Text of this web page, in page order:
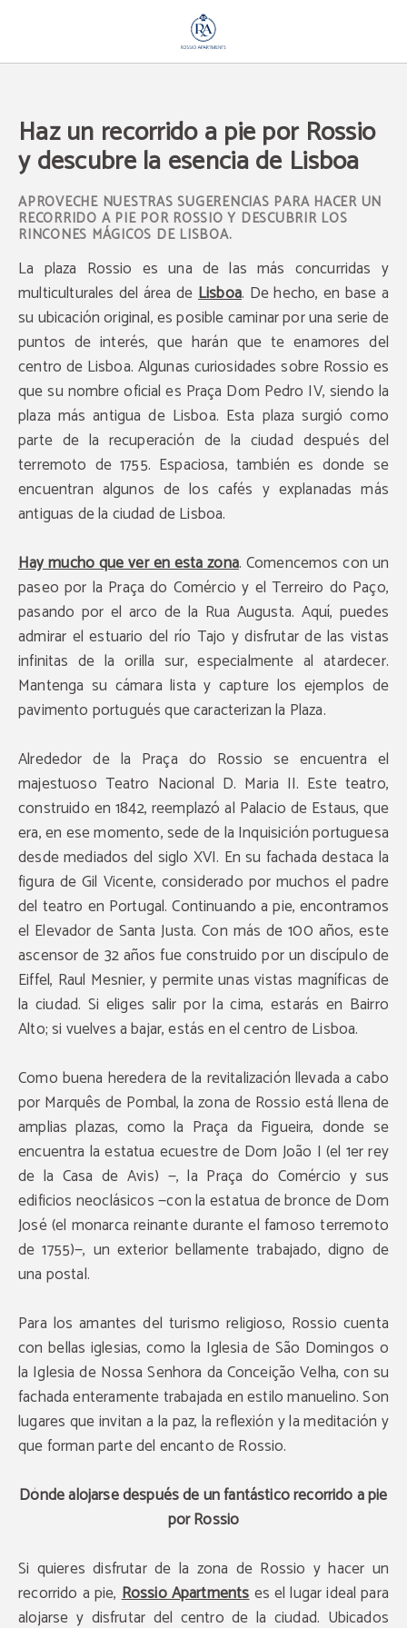
Haz un recorrido a pie por Rossio
y descubre la esencia de Lisboa
APROVECHE NUESTRAS SUGERENCIAS PARA HACER UN
RECORRIDO A PIE POR ROSSIO Y DESCUBRIR LOS
RINCONES MÁGICOS DE LISBOA.
La plaza Rossio es una de las más concurridas y
multiculturales del área de Lisboa. De hecho, en base a
su ubicación original, es posible caminar por una serie de
puntos de interés, que harán que te enamores del
centro de Lisboa. Algunas curiosidades sobre Rossio es
que su nombre oficial es Praça Dom Pedro IV, siendo la
plaza más antigua de Lisboa. Esta plaza surgió como
parte de la recuperación de la ciudad después del
terremoto de 1755. Espaciosa, también es donde se
encuentran algunos de los cafés y explanadas más
antiguas de la ciudad de Lisboa.
Hay mucho que ver en esta zona. Comencemos con un
paseo por la Praça do Comércio y el Terreiro do Paço,
pasando por el arco de la Rua Augusta. Aquí, puedes
admirar el estuario del río Tajo y disfrutar de las vistas
infinitas de la orilla sur, especialmente al atardecer.
Mantenga su cámara lista y capture los ejemplos de
pavimento portugués que caracterizan la Plaza.
Alrededor de la Praça do Rossio se encuentra el
majestuoso Teatro Nacional D. Maria II. Este teatro,
construido en 1842, reemplazó al Palacio de Estaus, que
era, en ese momento, sede de la Inquisición portuguesa
desde mediados del siglo XVI. En su fachada destaca la
figura de Gil Vicente, considerado por muchos el padre
del teatro en Portugal. Continuando a pie, encontramos
el Elevador de Santa Justa. Con más de 100 años, este
ascensor de 32 años fue construido por un discípulo de
Eiffel, Raul Mesnier, y permite unas vistas magníficas de
la ciudad. Si eliges salir por la cima, estarás en Bairro
Alto; si vuelves a bajar, estás en el centro de Lisboa.
Como buena heredera de la revitalización llevada a cabo
por Marquês de Pombal, la zona de Rossio está llena de
amplias plazas, como la Praça da Figueira, donde se
encuentra la estatua ecuestre de Dom João I (el 1er rey
de la Casa de Avis) —, la Praça do Comércio y sus
edificios neoclásicos —con la estatua de bronce de Dom
José (el monarca reinante durante el famoso terremoto
de 1755)—, un exterior bellamente trabajado, digno de
una postal.
Para los amantes del turismo religioso, Rossio cuenta
con bellas iglesias, como la Iglesia de São Domingos o
la Iglesia de Nossa Senhora da Conceição Velha, con su
fachada enteramente trabajada en estilo manuelino. Son
lugares que invitan a la paz, la reflexión y la meditación y
que forman parte del encanto de Rossio.
Dónde alojarse después de un fantástico recorrido a pie
por Rossio
Si quieres disfrutar de la zona de Rossio y hacer un
recorrido a pie,Rossio Apartmentses el lugar ideal para
alojarse y disfrutar del centro de la ciudad. Ubicados